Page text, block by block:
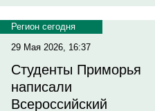
Регион сегодня
29 Мая 2026, 16:37
Студенты Приморья
написали
Всероссийский